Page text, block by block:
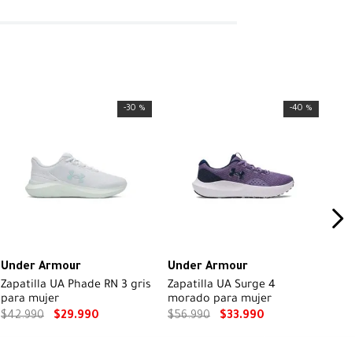
-30 %
Under Armour
Zapatilla UA Phade RN 3 gris
para mujer
$42.990 $29.990
-40 %
Under Armour
Zapatilla UA Surge 4
morado para mujer
$56.990 $33.990